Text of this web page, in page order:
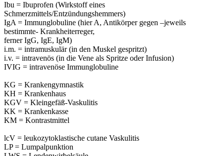
Ibu = Ibuprofen (Wirkstoff eines
Schmerzmittels/Entzündungshemmers)
IgA = Immunglobuline (hier A, Antikörper gegen –jeweils
bestimmte- Krankheiterreger,
ferner IgG, IgE, IgM)
i.m. = intramuskulär (in den Muskel gespritzt)
i.v. = intravenös (in die Vene als Spritze oder Infusion)
IVIG = intravenöse Immunglobuline
KG = Krankengymnastik
KH = Krankenhaus
KGV = Kleingefäß-Vaskulitis
KK = Krankenkasse
KM = Kontrastmittel
lcV = leukozytoklastische cutane Vaskulitis
LP = Lumpalpunktion